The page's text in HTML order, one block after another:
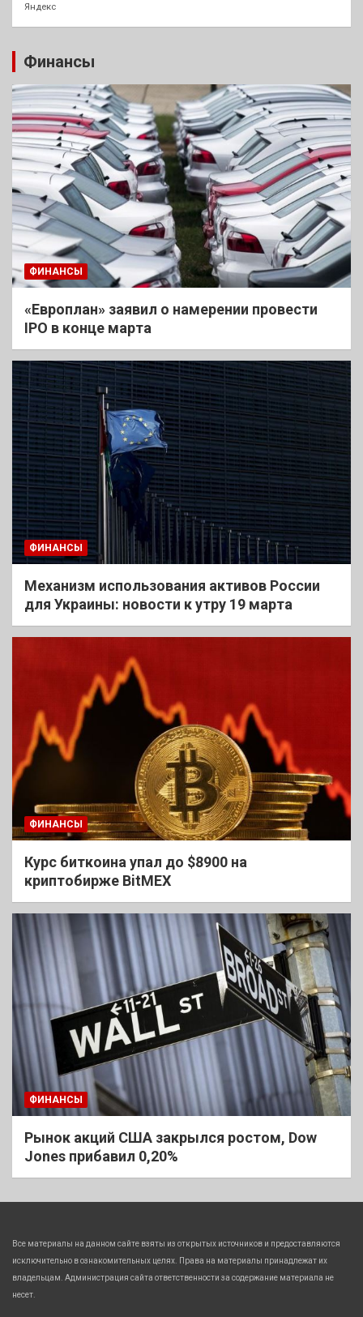
Яндекс
Финансы
ФИНАНСЫ
«Европлан» заявил о намерении провести
IPO в конце марта
ФИНАНСЫ
Механизм использования активов России
для Украины: новости к утру 19 марта
ФИНАНСЫ
Курс биткоина упал до $8900 на
криптобирже BitMEX
ФИНАНСЫ
Рынок акций США закрылся ростом, Dow
Jones прибавил 0,20%
Все материалы на данном сайте взяты из открытых источников и предоставляются
исключительно в ознакомительных целях. Права на материалы принадлежат их
владельцам. Администрация сайта ответственности за содержание материала не
несет.